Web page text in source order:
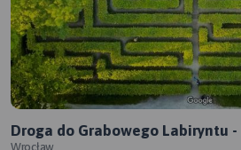
Droga do Grabowego Labiryntu
Wrocław